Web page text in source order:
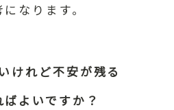
なります。
けれど不安が残る
よいですか？